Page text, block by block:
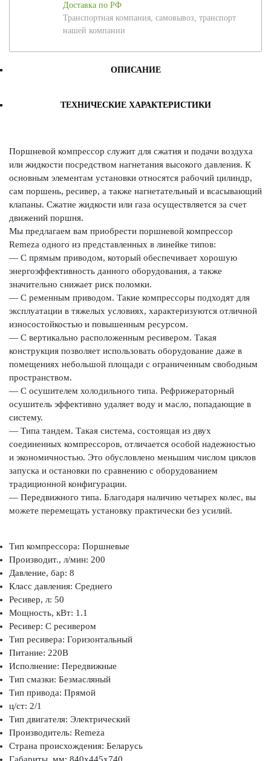
Доставка по РФ
Транспортная компания, самовывоз, транспорт
нашей компании
ОПИСАНИЕ
ТЕХНИЧЕСКИЕ ХАРАКТЕРИСТИКИ
Поршневой компрессор служит для сжатия и подачи воздуха
или жидкости посредством нагнетания высокого давления. К
основным элементам установки относятся рабочий цилиндр,
сам поршень, ресивер, а также нагнетательный и всасывающий
клапаны. Сжатие жидкости или газа осуществляется за счет
движений поршня.
Мы предлагаем вам приобрести поршневой компрессор
Remeza одного из представленных в линейке типов:
— С прямым приводом, который обеспечивает хорошую
энергоэффективность данного оборудования, а также
значительно снижает риск поломки.
— С ременным приводом. Такие компрессоры подходят для
эксплуатации в тяжелых условиях, характеризуются отличной
износостойкостью и повышенным ресурсом.
— С вертикально расположенным ресивером. Такая
конструкция позволяет использовать оборудование даже в
помещениях небольшой площади с ограниченным свободным
пространством.
— С осушителем холодильного типа. Рефрижераторный
осушитель эффективно удаляет воду и масло, попадающие в
систему.
— Типа тандем. Такая система, состоящая из двух
соединенных компрессоров, отличается особой надежностью
и экономичностью. Это обусловлено меньшим числом циклов
запуска и остановки по сравнению с оборудованием
традиционной конфигурации.
— Передвижного типа. Благодаря наличию четырех колес, вы
можете перемещать установку практически без усилий.
Тип компрессора: Поршневые
Производит., л/мин: 200
Давление, бар: 8
Класс давления: Среднего
Ресивер, л: 50
Мощность, кВт: 1.1
Ресивер: С ресивером
Тип ресивера: Горизонтальный
Питание: 220В
Исполнение: Передвижные
Тип смазки: Безмасляный
Тип привода: Прямой
ц/ст: 2/1
Тип двигателя: Электрический
Производитель: Remeza
Страна происхождения: Беларусь
Габариты, мм: 840x445x740